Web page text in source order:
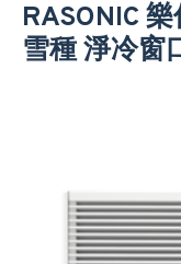
RASONIC
雪種 淨冷窗